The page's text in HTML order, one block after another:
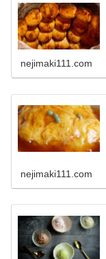
nejimaki111.com
nejimaki111.com